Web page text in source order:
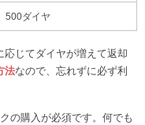
500ダイヤ
じてダイヤが増えて返却
法なので、忘れずに必ず利
の購入が必須です。何でも